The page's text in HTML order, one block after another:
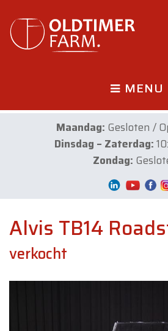
MENU
Maandag: Gesloten /
Dinsdag – Zaterdag:
Zondag:
Alvis TB14
verkocht